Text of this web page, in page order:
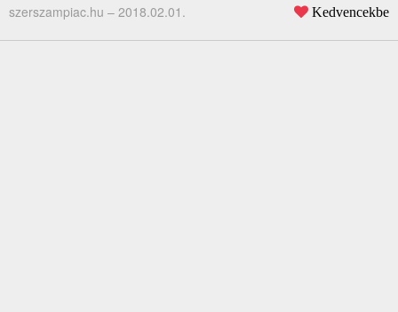
szerszampiac.hu – 2018.02.01. Kedvencekbe